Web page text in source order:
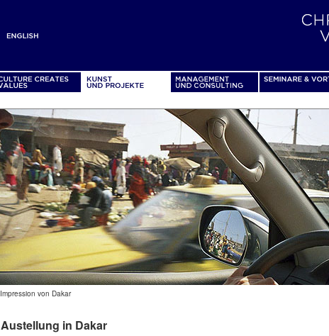
Impression von Dakar
Austellung in Dakar